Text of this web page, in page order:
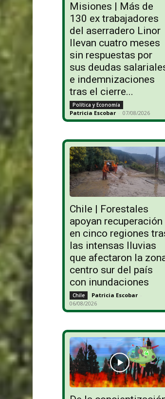
Misiones | Más de
130 ex trabajadores
del aserradero Linor
llevan cuatro meses
sin respuestas por
sus deudas
e indemnizaciones
tras el cierre...
Política y Economía
Patricia Escobar - 07/08/2026
Chile | Forestales
apoyan recuperación
en cinco regiones
las intensas lluvias
que afectaron la
centro sur del país
con inundaciones
Chile Patricia Escobar -
06/08/2026